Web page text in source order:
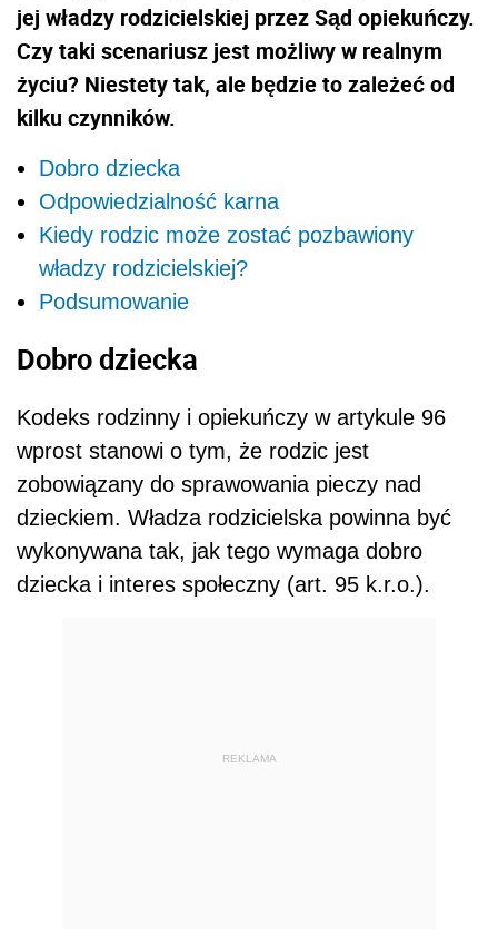
jej władzy rodzicielskiej przez Sąd opiekuńczy.
Czy taki scenariusz jest możliwy w realnym
życiu? Niestety tak, ale będzie to zależeć od
kilku czynników.
Dobro dziecka
Odpowiedzialność karna
Kiedy rodzic może zostać pozbawiony
władzy rodzicielskiej?
Podsumowanie
Dobro dziecka
Kodeks rodzinny i opiekuńczy w artykule 96
wprost stanowi o tym, że rodzic jest
zobowiązany do sprawowania pieczy nad
dzieckiem. Władza rodzicielska powinna być
wykonywana tak, jak tego wymaga dobro
dziecka i interes społeczny (art. 95 k.r.o.).
REKLAMA